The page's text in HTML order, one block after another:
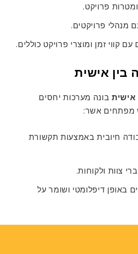
פרויקט.
מנהלי פרויקטים.
קווי זמן ומוצרי פרויקט כוללים.
אישית בונה מערכות יחסים
מפתחים אשר:
חיובית באמצעות תקשורת
צוות ולקוחות.
באופן דיפלומטי ושומר על